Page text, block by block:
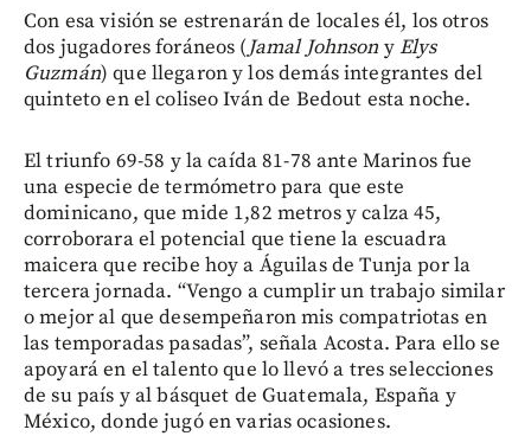
Con esa visión se estrenarán de locales él, los otros
dos jugadores foráneos (Jamal Johnson yElys
Guzmán) que llegaron y los demás integrantes del
quinteto en el coliseo Iván de Bedout esta noche.
El triunfo 69-58 y la caída 81-78 ante Marinos fue
una especie de termómetro para que este
dominicano, que mide 1,82 metros y calza 45,
corroborara el potencial que tiene la escuadra
maicera que recibe hoy a Águilas de Tunja por la
tercera jornada. “Vengo a cumplir un trabajo similar
o mejor al que desempeñaron mis compatriotas en
las temporadas pasadas”, señala Acosta. Para ello se
apoyará en el talento que lo llevó a tres selecciones
de su país y al básquet de Guatemala, España y
México, donde jugó en varias ocasiones.